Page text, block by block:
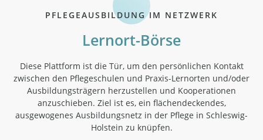
PFLEGEAUSBILDUNG IM NETZWERK
Lernort-Börse
Diese Plattform ist die Tür, um den persönlichen Kontakt
zwischen den Pflegeschulen und Praxis-Lernorten und/oder
Ausbildungsträgern herzustellen und Kooperationen
anzuschieben. Ziel ist es, ein flächendeckendes,
ausgewogenes Ausbildungsnetz in der Pflege in Schleswig-
Holstein zu knüpfen.